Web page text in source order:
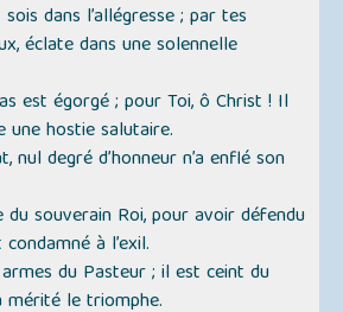
dans l’allégresse ; par tes
éclate dans une solennelle
est égorgé ; pour Toi, ô Christ ! Il
une hostie salutaire.
nul degré d’honneur n’a enflé son
souverain Roi, pour avoir défendu
à l’exil.
du Pasteur ; il est ceint du
le triomphe.